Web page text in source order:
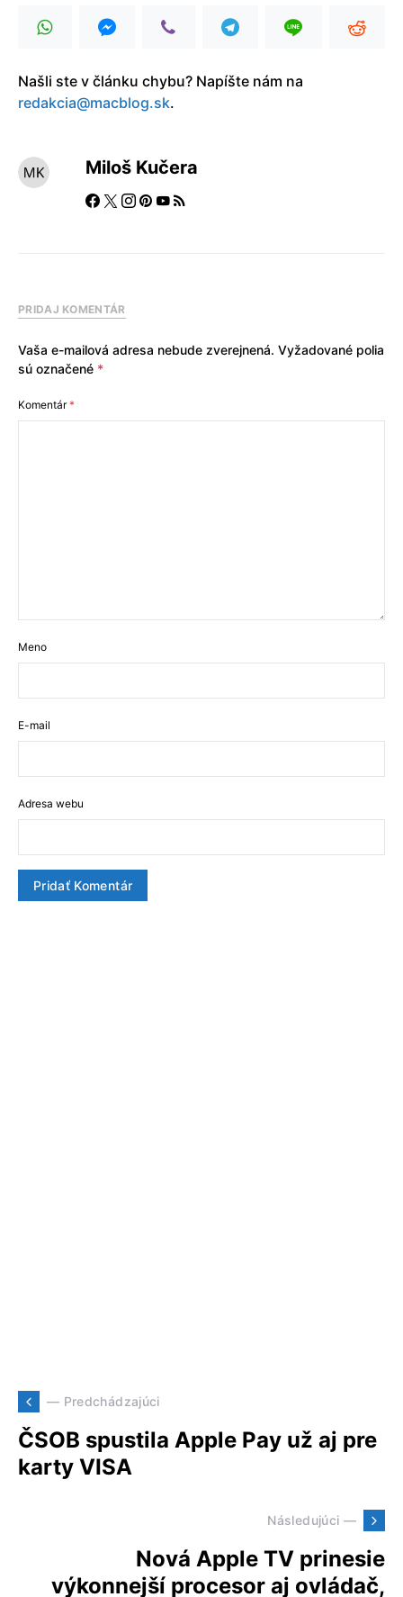
Našli ste v článku chybu? Napíšte nám na
redakcia@macblog.sk.
Miloš Kučera
PRIDAJ KOMENTÁR
Vaša e-mailová adresa nebude zverejnená. Vyžadované polia
sú označené *
Komentár*
Meno
E-mail
Adresa webu
— Predchádzajúci
ČSOB spustila Apple Pay už aj pre
karty VISA
Následujúci —
Nová Apple TV prinesie
výkonnejší procesor aj ovládač,